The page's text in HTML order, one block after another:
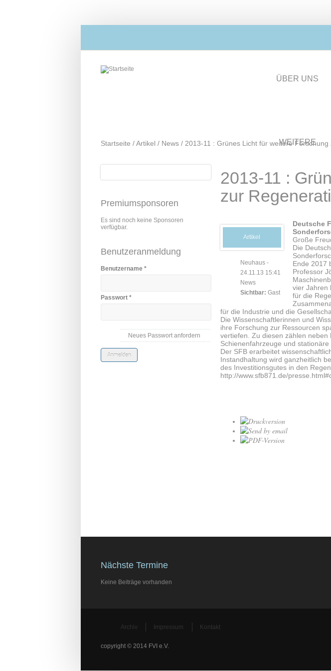
ÜBER UNS
WEITERE
Startseite /Artikel / News / 2013-11 : Grünes Licht für weitere
Suche
Premiumsponsoren
Es sind noch keine Sponsoren
verfügbar.
Benutzeranmeldung
Benutzername *
Passwort *
Neues Passwort anfordern
2013-11 :
zur
Artikel
Neuhaus -
24.11.13 15:41
News
Sichtbar: Gast
Deutsche
Große
Die
Ende 2017
Professor
vier Jahren
für die
für die Industrie und die
Die Wissenschaftlerinnen und
ihre Forschung zur Ressourcen
vertiefen. Zu diesen zählen neben
Schienenfahrzeuge und
Der SFB erarbeitet
Instandhaltung wird ganzheitlich
des Investitionsgutes in den
http://www.sfb871.de/
Nächste Termine
Keine Beiträge vorhanden
Archiv Impressum Kontakt
copyright © 2014 FVI e.V.